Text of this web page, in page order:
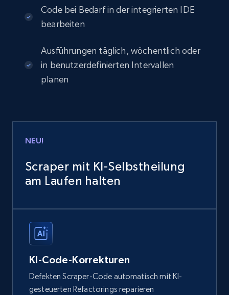
Code bei Bedarf in der integrierten IDE
bearbeiten
Ausführungen täglich, wöchentlich oder
in benutzerdefinierten Intervallen
planen
NEU!
Scraper mit KI-Selbstheilung
am Laufen halten
KI-Code-Korrekturen
Defekten Scraper-Code automatisch mit KI-
gesteuerten Refactorings reparieren